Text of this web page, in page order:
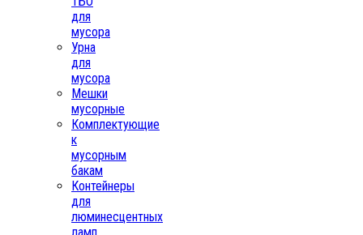
для
мусора
Урна
для
мусора
Мешки
мусорные
Комплектующие
к
мусорным
бакам
Контейнеры
для
люминесцентных